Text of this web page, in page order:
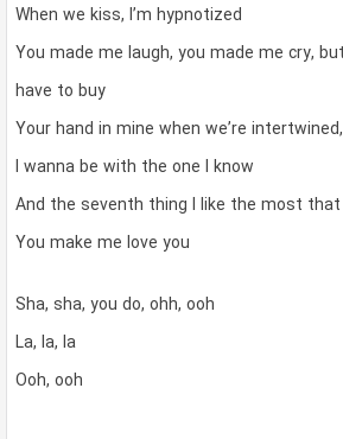
When we kiss, I’m hypnotized
You made me laugh, you made me cry,
have to buy
Your hand in mine when we’re
I wanna be with the one I know
And the seventh thing I like the most that
You make me love you
Sha, sha, you do, ohh, ooh
La, la, la
Ooh, ooh